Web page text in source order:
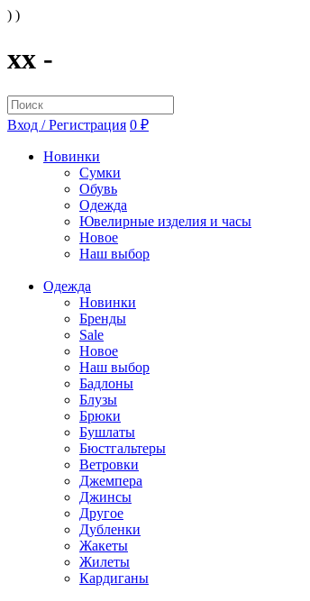
) )
xx -
Вход / Регистрация 0 ₽
Новинки
Сумки
Обувь
Одежда
Ювелирные изделия и часы
Новое
Наш выбор
Одежда
Новинки
Бренды
Sale
Новое
Наш выбор
Бадлоны
Блузы
Брюки
Бушлаты
Бюстгальтеры
Ветровки
Джемпера
Джинсы
Другое
Дубленки
Жакеты
Жилеты
Кардиганы